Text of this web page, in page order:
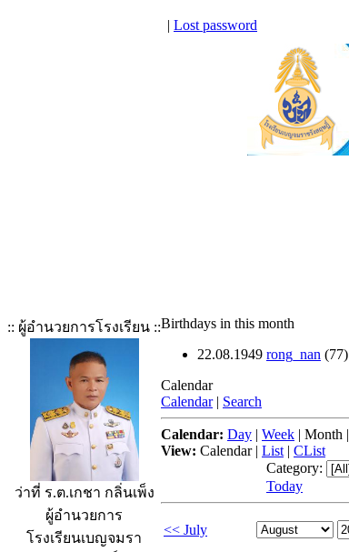
| Lost password
:: ผู้อำนวยการโรงเรียน ::
ว่าที่ ร.ต.เกชา กลิ่นเพ็ง
ผู้อำนวยการ
โรงเรียนเบญจมรา
Birthdays in this month
22.08.1949 rong_nan (77)
Calendar
Calendar | Search
Calendar: Day | Week | Month |
View: Calendar| List | CList
Category:
Today
<< July